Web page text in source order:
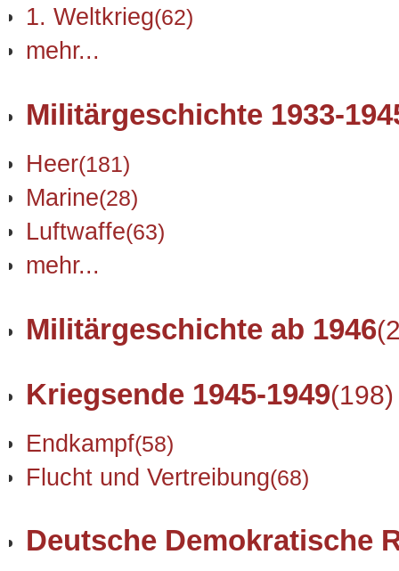
1. Weltkrieg(62)
mehr...
Militärgeschichte 1933-
Heer(181)
Marine(28)
Luftwaffe(63)
mehr...
Militärgeschichte ab 1946
Kriegsende 1945-1949(198)
Endkampf(58)
Flucht und Vertreibung(68)
Deutsche Demokratische